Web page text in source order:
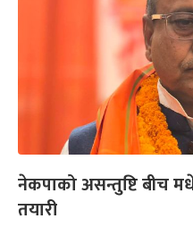
नेकपाको असन्तुष्टि बीच
तयारी